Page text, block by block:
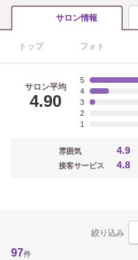
サロン情報
トップ フォト
サロン平均
4.90
5
4
3
2
1
雰囲気 4.9
接客サービス 4.8
絞り込み
97件